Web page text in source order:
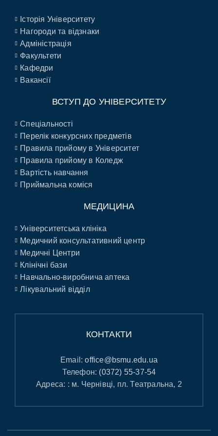
Історія Університету
Нагороди та відзнаки
Адміністрація
Факультети
Кафедри
Вакансії
ВСТУП ДО УНІВЕРСИТЕТУ
Спеціальності
Перелік конкурсних предметів
Правила прийому в Університет
Правила прийому в Коледж
Вартість навчання
Приймальна коміся
МЕДИЦИНА
Університетська клініка
Медичний консультативний центр
Медичні Центри
Клінічні бази
Навчально-виробнича аптека
Лікувальний відділ
КОНТАКТИ
Email:office@bsmu.edu.ua
Телефон: (0372) 55-37-54
Адреса: : м. Чернівці, пл. Театральна, 2